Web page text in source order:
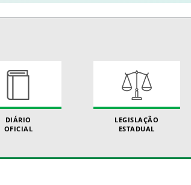
DIÁRIO
OFICIAL
LEGISLAÇÃO
ESTADUAL